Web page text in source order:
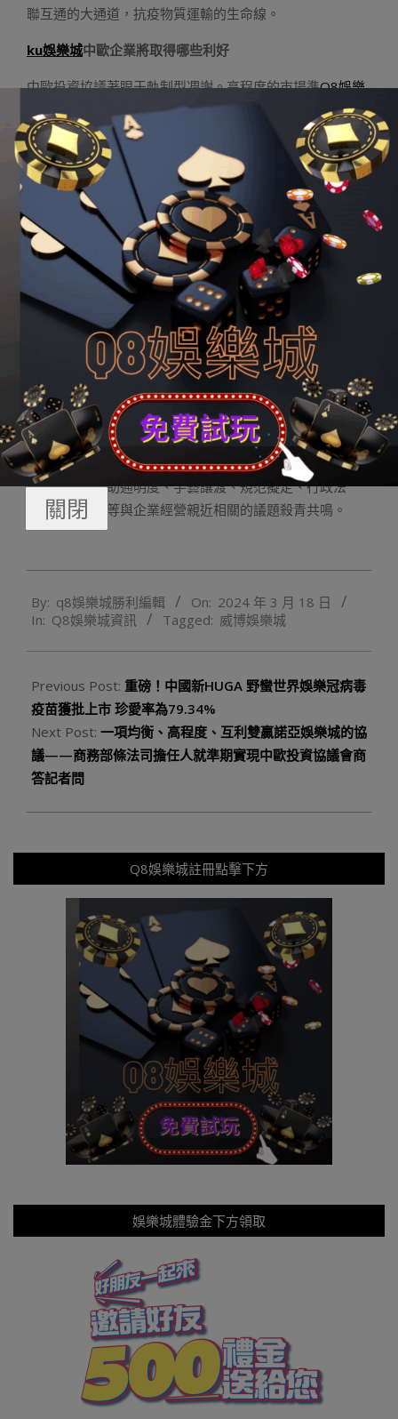
聯互通的大通道，抗疫物質運輸的生命線。
ku娛樂城中歐企業將取得哪些利好
中歐投資協議著眼于軌制型凋謝。高程度的市場準Q8娛樂
城入允諾將為兩邊企業帶來更多的投資機遇。高程度的公
道競爭規定將為雙邊投資供應更好的營商情況。
市場準入方面，協議采用的是準入前公民報酬加負面清單
模式。中方初次在包含服務業以及非服務業在內的一切行
業以負面清單情勢作出允諾，完成與《外商投資法》建立
的外資負面清單治理體系體例周全對接。歐方也在協議中
對我允諾其較高的市場準入程度。
此外，針對自身不鄙視外資、但對企業設立經營形成嚴重
影響的市場準入限定，兩邊還將允諾在大多半經濟范疇紕
謬企業數目、產量、業務額、董事高管、當地研發、出話
柄績、總部配置等實 金禾娛樂城行限定，并許可與投資無
關的外匯轉移及職員出境以及停居留。
公道競爭規定方面，兩邊容身于營建法治化營商情況，就
國有企業、補助通明度、手藝讓渡、規范擬定、行政法
律、金融監管等與企業經營親近相關的議題殺青共鳴。
03-
18
By: q8娛樂城勝利編輯 On: 2024 年 3 月 18 日
In: Q8娛樂城資訊 Tagged: 威博娛樂城
Previous Post: 重磅！中國新HUGA 野蠻世界娛樂冠病毒
疫苗獲批上市 珍愛率為79.34%
Next Post: 一項均衡、高程度、互利雙贏諾亞娛樂城的協
議——商務部條法司擔任人就準期實現中歐投資協議會商
答記者問
Q8娛樂城註冊點擊下方
娛樂城體驗金下方領取
關閉